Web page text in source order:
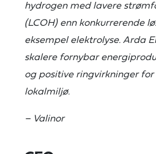
hydrogen med lavere
(LCOH) enn konkurrerende
eksempel elektrolyse. Arda
skalere fornybar
og positive ringvirkninger
lokalmiljø.
– Valinor